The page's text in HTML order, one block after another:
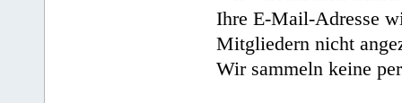
Ihre E-Mail-Adresse
Mitgliedern nicht
Wir sammeln keine